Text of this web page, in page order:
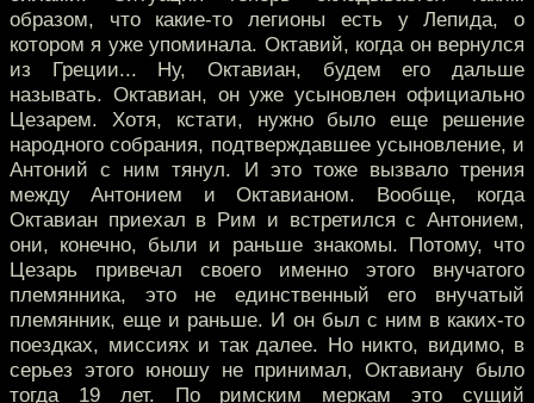
образом, что какие-то легионы есть у Лепида, о
котором я уже упоминала. Октавий, когда он вернулся
из Греции... Ну, Октавиан, будем его дальше
называть. Октавиан, он уже усыновлен официально
Цезарем. Хотя, кстати, нужно было еще решение
народного собрания, подтверждавшее усыновление, и
Антоний с ним тянул. И это тоже вызвало трения
между Антонием и Октавианом. Вообще, когда
Октавиан приехал в Рим и встретился с Антонием,
они, конечно, были и раньше знакомы. Потому, что
Цезарь привечал своего именно этого внучатого
племянника, это не единственный его внучатый
племянник, еще и раньше. И он был с ним в каких-то
поездках, миссиях и так далее. Но никто, видимо, в
серьез этого юношу не принимал, Октавиану было
тогда 19 лет. По римским меркам это сущий